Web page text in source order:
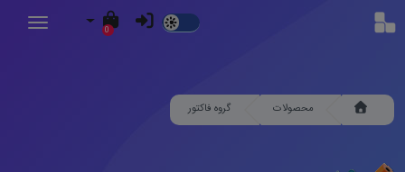
Dark
0
محصولات گروه فاکتور